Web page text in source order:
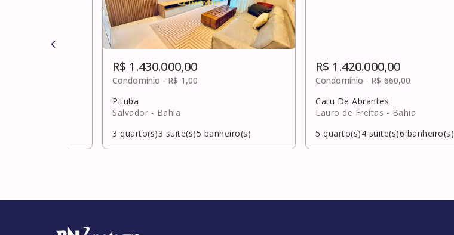
R$ 1.430.000,00
Condomínio - R$ 1,00
Pituba
Salvador - Bahia
3 quarto(s)3 suite(s)5 banheiro(s)
R$ 1.420.000,00
Condomínio - R$ 660,00
Catu De Abrantes
Lauro de Freitas - Bahia
5 quarto(s)4 suite(s)6 banheiro(s)